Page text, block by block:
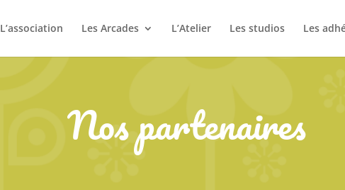
L’association Les Arcades L’Atelier Les studios Les
Nos partenaires